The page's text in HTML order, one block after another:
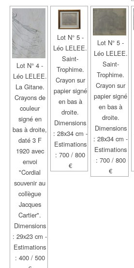
Lot N° 4 -
Léo LELEE.
La Gitane.
Crayons de
couleur
signé en
bas à droite,
daté 3 F
1920 avec
envoi
"Cordial
souvenir au
collègue
Jacques
Cartier".
Dimensions
: 29x23 cm -
Estimations
: 400 / 500
Lot N° 5 -
Léo LELEE.
Saint-
Trophime.
Crayon sur
papier signé
en bas à
droite.
Dimensions
: 28x34 cm -
Estimations
: 700 / 800
€
Lot N° 5 -
Léo LELEE.
Saint-
Trophime.
Crayon sur
papier signé
en bas à
droite.
Dimensions
: 28x34 cm -
Estimations
: 700 / 800
€